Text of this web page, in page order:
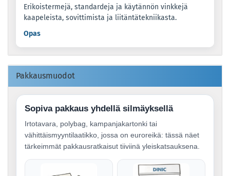
Erikoistermejä, standardeja ja käytännön vinkkejä
kaapeleista, sovittimista ja liitäntätekniikasta.
Opas
Pakkausmuodot
Sopiva pakkaus yhdellä silmäyksellä
Irtotavara, polybag, kampanjakartonki tai
vähittäismyyntilaatikko, jossa on euroreikä: tässä näet
tärkeimmät pakkausratkaisut tiiviinä yleiskatsauksena.